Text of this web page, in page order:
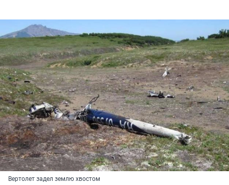
Вертолет задел землю хвостом